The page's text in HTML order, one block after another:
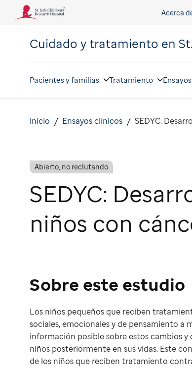
Acerca
Cuidado y tratamiento en
Pacientes y familias Tratamiento
Inicio Ensayos clínicos SEDYC:
Abierto, no reclutando
SEDYC:
niños con
Sobre este estudio
Los niños pequeños que reciben
sociales, emocionales y de pensamiento a
información posible sobre estos cambios
niños posteriormente en sus vidas. Este
de los niños que reciben tratamiento